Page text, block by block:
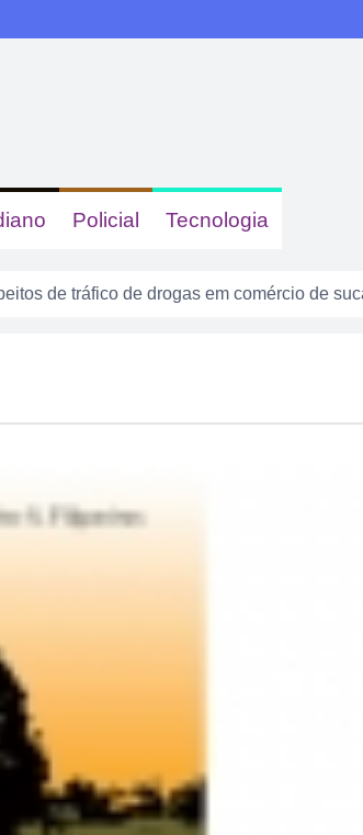
Policial Tecnologia
de tráfico de drogas em comércio de
no Setor Gameleira
furtada e prende suspeito em flagrante em
hoje em Rio Verde na festa dos 178 anos
Rio Verde
às 10h de domingo em jogo com cara de